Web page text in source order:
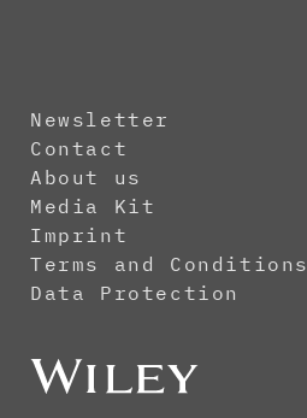
Newsletter
Contact
About us
Media Kit
Imprint
Terms and Conditions
Data Protection